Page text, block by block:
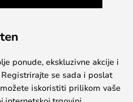
ponude, ekskluzivne akcije i
se sada i poslat
iskoristiti prilikom vaše